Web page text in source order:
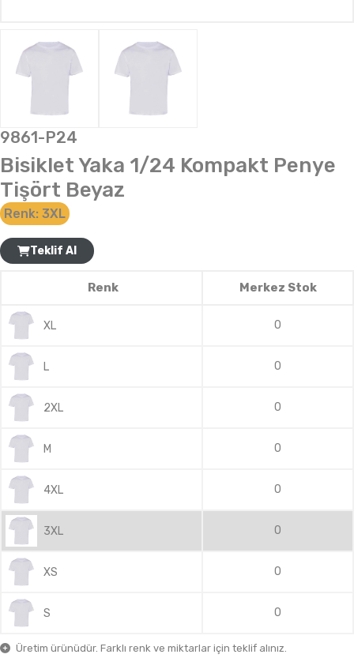
9861-P24
Bisiklet Yaka 1/24 Kompakt Penye
Tişört Beyaz
Renk: 3XL
Teklif Al
Renk Merkez Stok
XL 0
L 0
2XL 0
M 0
4XL 0
3XL 0
XS 0
S 0
Üretim ürünüdür. Farklı renk ve miktarlar için teklif alınız.